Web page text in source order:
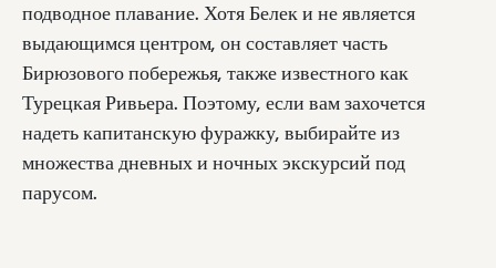
подводное плавание. Хотя Белек и не является
выдающимся центром, он составляет часть
Бирюзового побережья, также известного как
Турецкая Ривьера. Поэтому, если вам захочется
надеть капитанскую фуражку, выбирайте из
множества дневных и ночных экскурсий под
парусом.